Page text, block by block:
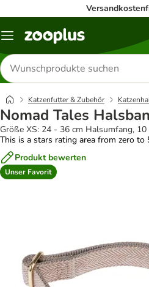
Menü
Produkte
suchen
Katzenfutter & Zubehör
Nomad Tales
Größe XS: 24 - 36 cm Halsumfang,
This is a stars rating area from zero to
Produkt bewerten
Unser Favorit